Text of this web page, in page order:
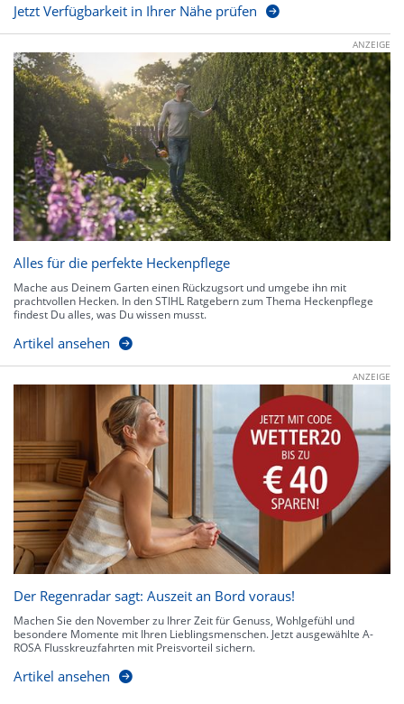
Jetzt Verfügbarkeit in Ihrer Nähe prüfen
ANZEIGE
Alles für die perfekte Heckenpflege
Mache aus Deinem Garten einen Rückzugsort und umgebe ihn mit
prachtvollen Hecken. In den STIHL Ratgebern zum Thema Heckenpflege
findest Du alles, was Du wissen musst.
Artikel ansehen
ANZEIGE
Der Regenradar sagt: Auszeit an Bord voraus!
Machen Sie den November zu Ihrer Zeit für Genuss, Wohlgefühl und
besondere Momente mit Ihren Lieblingsmenschen. Jetzt ausgewählte A-
ROSA Flusskreuzfahrten mit Preisvorteil sichern.
Artikel ansehen